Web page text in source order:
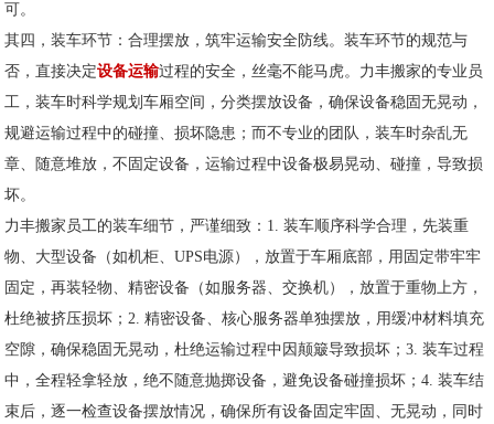
可。
其四，装车环节：合理摆放，筑牢运输安全防线。装车环节的规范与
否，直接决定设备运输过程的安全，丝毫不能马虎。力丰搬家的专业员
工，装车时科学规划车厢空间，分类摆放设备，确保设备稳固无晃动，
规避运输过程中的碰撞、损坏隐患；而不专业的团队，装车时杂乱无
章、随意堆放，不固定设备，运输过程中设备极易晃动、碰撞，导致损
坏。
力丰搬家员工的装车细节，严谨细致：1. 装车顺序科学合理，先装重
物、大型设备（如机柜、UPS电源），放置于车厢底部，用固定带牢牢
固定，再装轻物、精密设备（如服务器、交换机），放置于重物上方，
杜绝被挤压损坏；2. 精密设备、核心服务器单独摆放，用缓冲材料填充
空隙，确保稳固无晃动，杜绝运输过程中因颠簸导致损坏；3. 装车过程
中，全程轻拿轻放，绝不随意抛掷设备，避免设备碰撞损坏；4. 装车结
束后，逐一检查设备摆放情况，确保所有设备固定牢固、无晃动，同时